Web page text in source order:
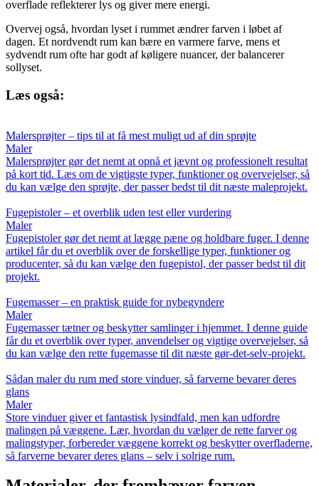
overflade reflekterer lys og giver mere energi.
Overvej også, hvordan lyset i rummet ændrer farven i løbet af
dagen. Et nordvendt rum kan bære en varmere farve, mens et
sydvendt rum ofte har godt af køligere nuancer, der balancerer
sollyset.
Læs også:
Malersprøjter – tips til at få mest muligt ud af din sprøjte
Maler
Malersprøjter gør det nemt at opnå et jævnt og professionelt resultat
på kort tid. Læs om de vigtigste typer, funktioner og overvejelser, så
du kan vælge den sprøjte, der passer bedst til dit næste maleprojekt.
Fugepistoler – et overblik uden test eller vurdering
Maler
Fugepistoler gør det nemt at lægge pæne og holdbare fuger. I denne
artikel får du et overblik over de forskellige typer, funktioner og
producenter, så du kan vælge den fugepistol, der passer bedst til dit
projekt.
Fugemasser – en praktisk guide for nybegyndere
Maler
Fugemasser tætner og beskytter samlinger i hjemmet. I denne guide
får du et overblik over typer, anvendelser og vigtige overvejelser, så
du kan vælge den rette fugemasse til dit næste gør-det-selv-projekt.
Sådan maler du rum med store vinduer, så farverne bevarer deres
glans
Maler
Store vinduer giver et fantastisk lysindfald, men kan udfordre
malingen på væggene. Lær, hvordan du vælger de rette farver og
malingstyper, forbereder væggene korrekt og beskytter overfladerne,
så farverne bevarer deres glans – selv i solrige rum.